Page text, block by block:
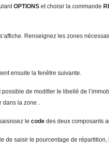
OPTIONS et choisir la commande R
Renseignez les zones
ensuite la fenêtre suivante.
possible de modifier le libellé de
dans la zone .
le code des deux composants
de saisir le pourcentage de